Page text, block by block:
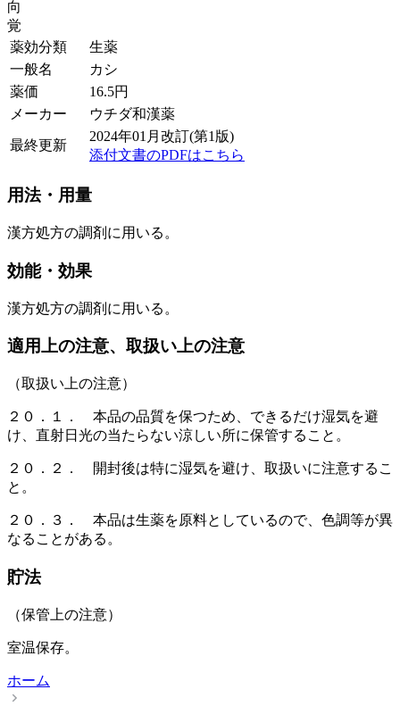
向
覚
薬効分類
生薬
一般名
カシ
薬価
16.5円
メーカー
ウチダ和漢薬
最終更新
2024年01月改訂(第1版)
添付文書のPDFはこちら
用法・用量
漢方処方の調剤に用いる。
効能・効果
漢方処方の調剤に用いる。
適用上の注意、取扱い上の注意
（取扱い上の注意）
２０．１． 本品の品質を保つため、できるだけ湿気を避
け、直射日光の当たらない涼しい所に保管すること。
２０．２． 開封後は特に湿気を避け、取扱いに注意するこ
と。
２０．３． 本品は生薬を原料としているので、色調等が異
なることがある。
貯法
（保管上の注意）
室温保存。
ホーム